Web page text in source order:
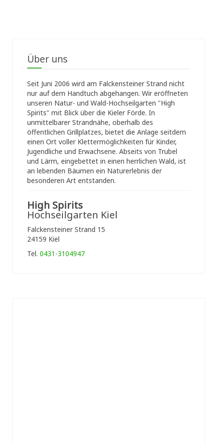
Über uns
Seit Juni 2006 wird am Falckensteiner Strand nicht
nur auf dem Handtuch abgehangen. Wir eröffneten
unseren Natur- und Wald-Hochseilgarten "High
Spirits" mit Blick über die Kieler Förde. In
unmittelbarer Strandnähe, oberhalb des
öffentlichen Grillplatzes, bietet die Anlage seitdem
einen Ort voller Klettermöglichkeiten für Kinder,
Jugendliche und Erwachsene. Abseits von Trubel
und Lärm, eingebettet in einen herrlichen Wald, ist
an lebenden Bäumen ein Naturerlebnis der
besonderen Art entstanden.
High Spirits
Hochseilgarten Kiel
Falckensteiner Strand 15
24159 Kiel
Tel. 0431-3104947